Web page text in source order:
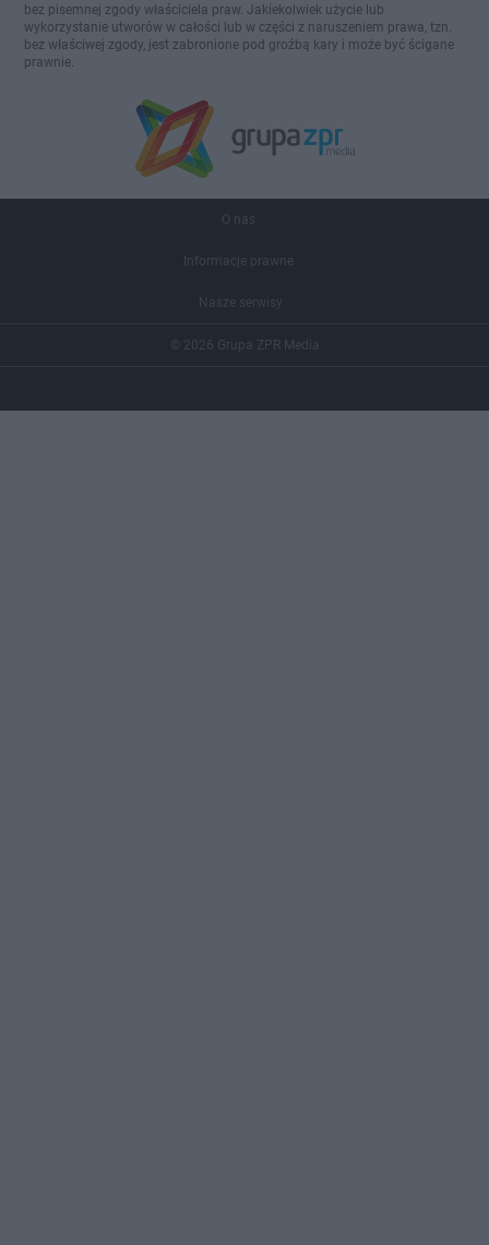
bez pisemnej zgody właściciela praw. Jakiekolwiek użycie lub
wykorzystanie utworów w całości lub w części z naruszeniem prawa, tzn.
bez właściwej zgody, jest zabronione pod groźbą kary i może być ścigane
prawnie.
O nas
Informacje prawne
Nasze serwisy
© 2026 Grupa ZPR Media